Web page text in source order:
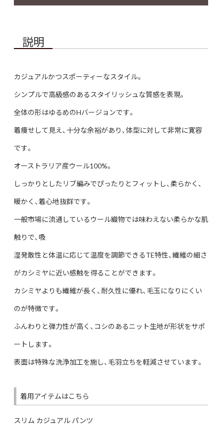
説明
カジュアルかつスポーティーなスタイル。
シンプルで高級感のあるスタイリッシュな質感を表現。
全体の形はゆるめのHバージョンです。
着痩せして見え、十分な余裕があり、体型に対して非常に寛容
です。
オーストラリア産ウール100%。
しっかりとしたリブ編みでぴったりとフィットし、柔らかく、
暖かく、着心地抜群です。
一般市場に流通しているウール織物では味わえない柔らかな肌
触りで、吸
湿発散性と体温に応じて温度を調節できるTE特性、繊維の細さ
がカシミヤに近い感触を得ることができます。
カシミヤよりも繊維が長く、耐久性に優れ、毛玉になりにくい
のが特徴です。
ふんわりと弾力性が高く、コシのあるニット生地が形状をサポ
ートします。
表面は特殊な洗浄加工を施し、毛羽立ちを軽減させています。
着用アイテムはこちら
スリム カジュアル パンツ